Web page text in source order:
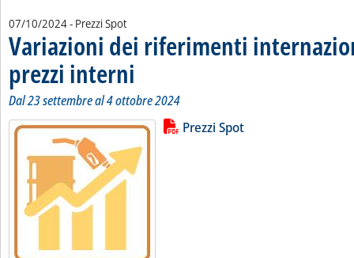
07/10/2024- Prezzi Spot
Variazioni dei riferimenti
prezzi interni
Dal 23 settembre al 4 ottobre 2024
Leggi tutta la notizia:
Lista allegati PDF alla notizia
Prezzi Spot